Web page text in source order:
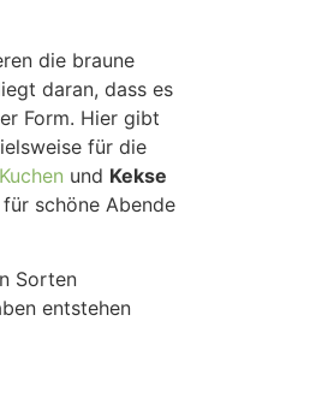
die braune
daran, dass es
Form. Hier gibt
für die
Kuchen und Kekse
schöne Abende
Sorten
entstehen